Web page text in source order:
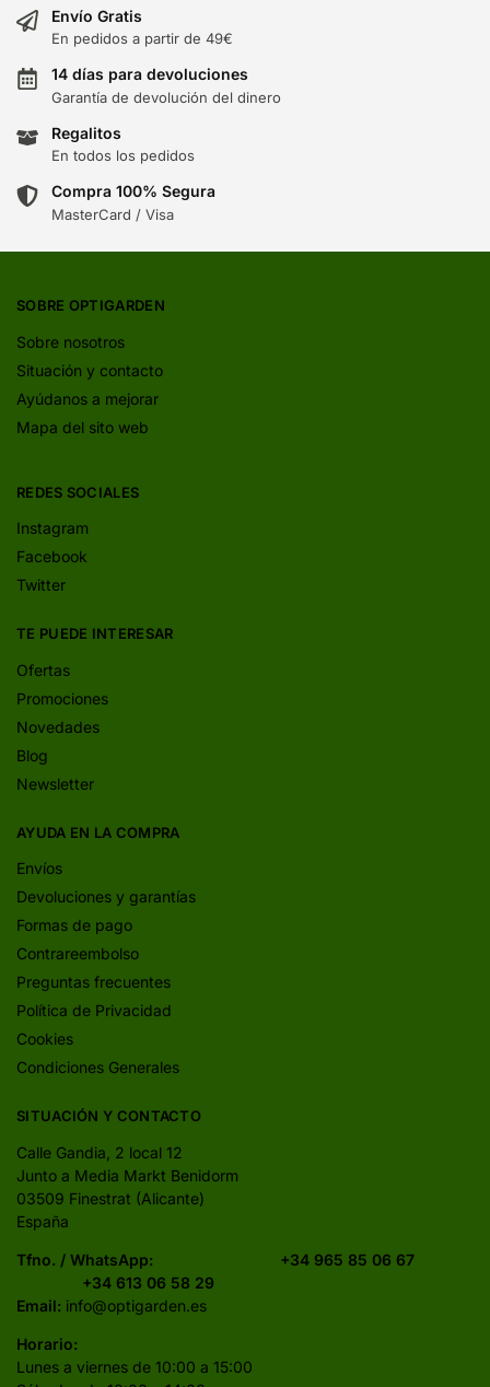
Envío Gratis
En pedidos a partir de 49€
14 días para devoluciones
Garantía de devolución del dinero
Regalitos
En todos los pedidos
Compra 100% Segura
MasterCard / Visa
SOBRE OPTIGARDEN
Sobre nosotros
Situación y contacto
Ayúdanos a mejorar
Mapa del sito web
REDES SOCIALES
Instagram
Facebook
Twitter
TE PUEDE INTERESAR
Ofertas
Promociones
Novedades
Blog
Newsletter
AYUDA EN LA COMPRA
Envíos
Devoluciones y garantías
Formas de pago
Contrareembolso
Preguntas frecuentes
Política de Privacidad
Cookies
Condiciones Generales
SITUACIÓN Y CONTACTO
Calle Gandia, 2 local 12
Junto a Media Markt Benidorm
03509 Finestrat (Alicante)
España
Tfno. / WhatsApp: +34 965 85 06 67
+34 613 06 58 29
Email: info@optigarden.es
Horario:
Lunes a viernes de 10:00 a 15:00